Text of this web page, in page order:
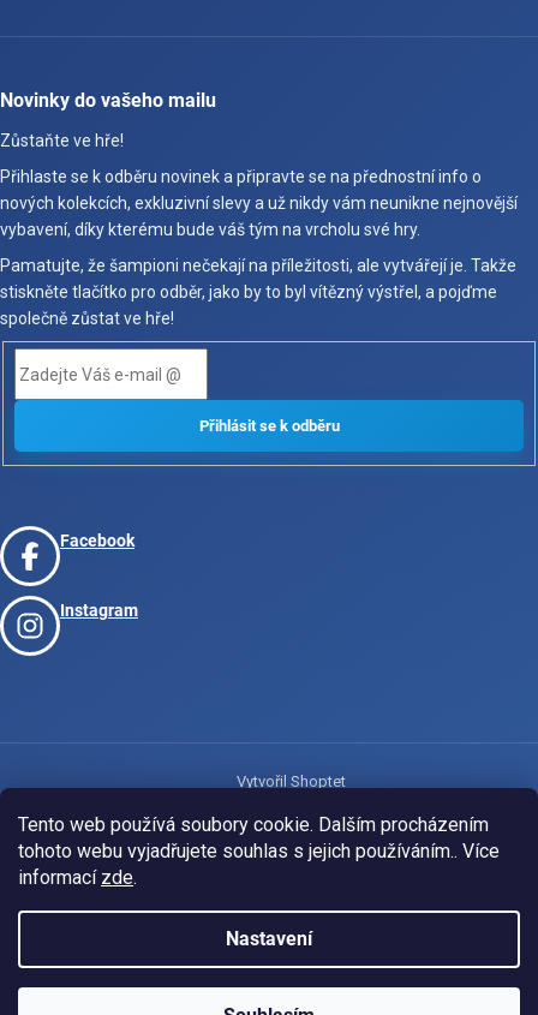
Tento web používá soubory cookie. Dalším procházením
tohoto webu vyjadřujete souhlas s jejich používáním.. Více
informací zde.
Nastavení
Novinky do vašeho mailu
Zůstaňte ve hře!
Přihlaste se k odběru novinek a připravte se na přednostní info o
nových kolekcích, exkluzivní slevy a už nikdy vám neunikne nejnovější
vybavení, díky kterému bude váš tým na vrcholu své hry.
Pamatujte, že šampioni nečekají na příležitosti, ale vytvářejí je. Takže
stiskněte tlačítko pro odběr, jako by to byl vítězný výstřel, a pojďme
společně zůstat ve hře!
Facebook
Instagram
Vytvořil Shoptet
Copyright 2026www.josport.cz. Všechna práva vyhrazena.